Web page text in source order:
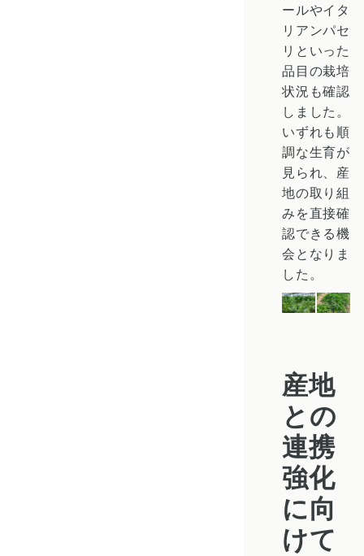
ールやイタ
リアンパセ
リといった
品目の栽培
状況も確認
しました。
いずれも順
調な生育が
見られ、産
地の取り組
みを直接確
認できる機
会となりま
した。
産地
との
連携
強化
に向
けて